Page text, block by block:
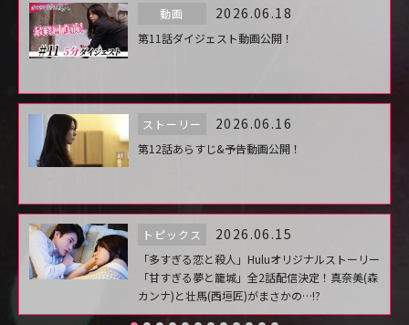
動画 2026.06.18
第11話ダイジェスト動画公開！
ストーリー 2026.06.16
第12話あらすじ&予告動画公開！
トピックス 2026.06.15
「多すぎる恋と殺人」Huluオリジナルストーリー
「甘すぎる夢と籠城」全2話配信決定！真奈美(森
カンナ)と壮馬(西垣匠)がまさかの…!?